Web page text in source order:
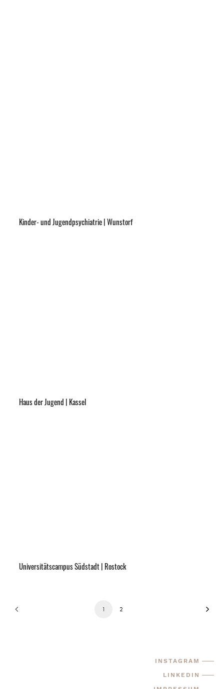
Kinder- und Jugendpsychiatrie | Wunstorf
Haus der Jugend | Kassel
Universitätscampus Südstadt | Rostock
1 2
INSTAGRAM
LINKEDIN